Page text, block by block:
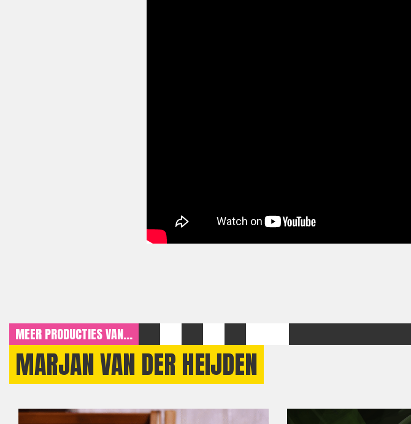
MEER PRODUCTIES VAN...
MARJAN VAN DER HEIJDEN